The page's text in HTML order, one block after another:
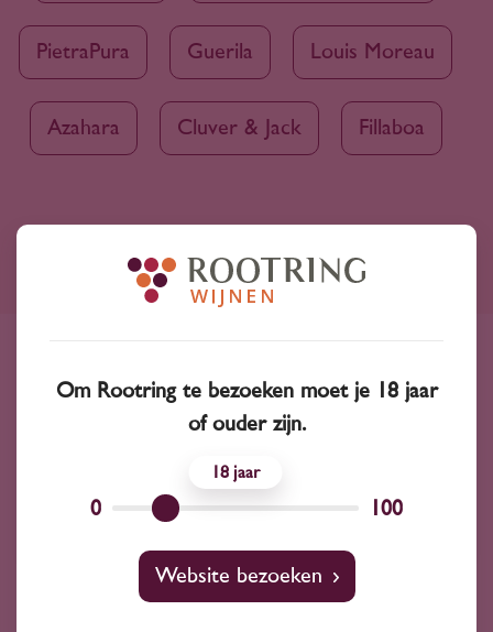
PietraPura Guerila Louis Moreau
Azahara Cluver & Jack Fillaboa
Ruim assortiment
Advies nodig?
Wij kunnen je altijd adviseren
Wijnprofessionals
10+ jaar ervaring
Om Rootring te bezoeken moet je 18 jaar
of ouder zijn.
0
18
100
Website bezoeken